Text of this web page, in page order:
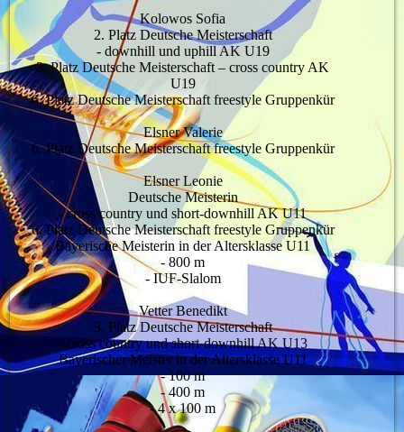
Kolowos Sofia
2. Platz Deutsche Meisterschaft
- downhill und uphill AK U19
3. Platz Deutsche Meisterschaft – cross country AK
U19
6. Platz Deutsche Meisterschaft freestyle Gruppenkür
Elsner Valerie
6. Platz Deutsche Meisterschaft freestyle Gruppenkür
Elsner Leonie
Deutsche Meisterin
- cross country und short-downhill AK U11
6. Platz Deutsche Meisterschaft freestyle Gruppenkür
Bayerische Meisterin in der Altersklasse U11
- 800 m
- IUF-Slalom
Vetter Benedikt
3. Platz Deutsche Meisterschaft
- cross country und short-downhill AK U13
Bayerischer Meister in der Altersklasse U11
- 100 m
- 400 m
- 4 x 100 m